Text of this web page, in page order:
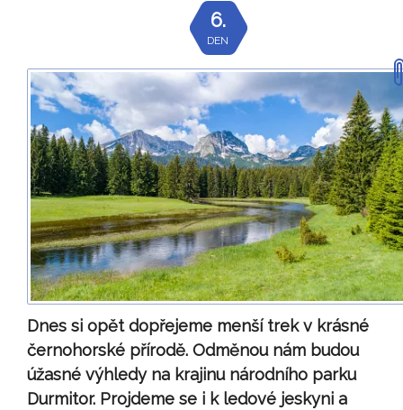
6.
DEN
Dnes si opět dopřejeme menší trek v krásné
černohorské přírodě. Odměnou nám budou
úžasné výhledy na krajinu národního parku
Durmitor. Projdeme se i k ledové jeskyni a